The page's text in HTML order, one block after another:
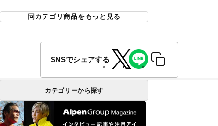
同カテゴリ商品をもっと見る
SNSでシェアする
カテゴリーから探す